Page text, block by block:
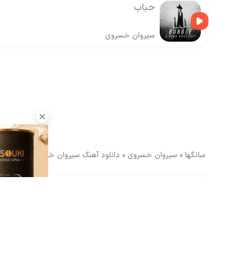
حباب
سیروان خسروی
سانگها » سیروان خسروی » دانلود آهنگ سیروان خسروی دیوونگی